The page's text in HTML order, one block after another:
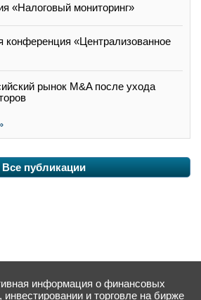
«Налоговый мониторинг»
конференция «Централизованное
рынок M&A после ухода
Все публикации
информация о финансовых
инвестировании и торговле на бирже